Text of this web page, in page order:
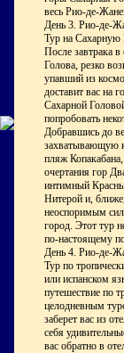
весь Рио-де-
День 3. Рио-де-
Тур на Сахарную
После завтрака
Голова, резко
упавший из
доставит вас на
Сахарной
попробовать
Добравшись до
захватывающую
пляж
очертания гор
интимный
Нитерой и,
неоспоримым
город. Этот тур
по-настоящему
День 4. Рио-де-
Тур по
или испанском
путешествие по
целодневным
заберет вас из
себя
вас обратно в